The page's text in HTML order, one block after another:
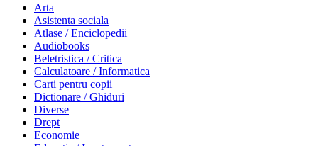
Arta
Asistenta sociala
Atlase / Enciclopedii
Audiobooks
Beletristica / Critica
Calculatoare / Informatica
Carti pentru copii
Dictionare / Ghiduri
Diverse
Drept
Economie